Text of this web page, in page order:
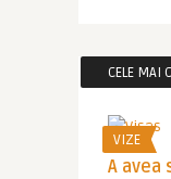
CELE MAI
VIZE
A avea